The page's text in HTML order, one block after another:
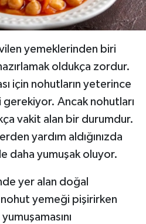
yemeklerinden biri
oldukça zordur.
için nohutların yeterince
Ancak nohutları
vakit alan bir durumdur.
yardım aldığınızda
daha yumuşak oluyor.
yer alan doğal
yemeği pişirirken